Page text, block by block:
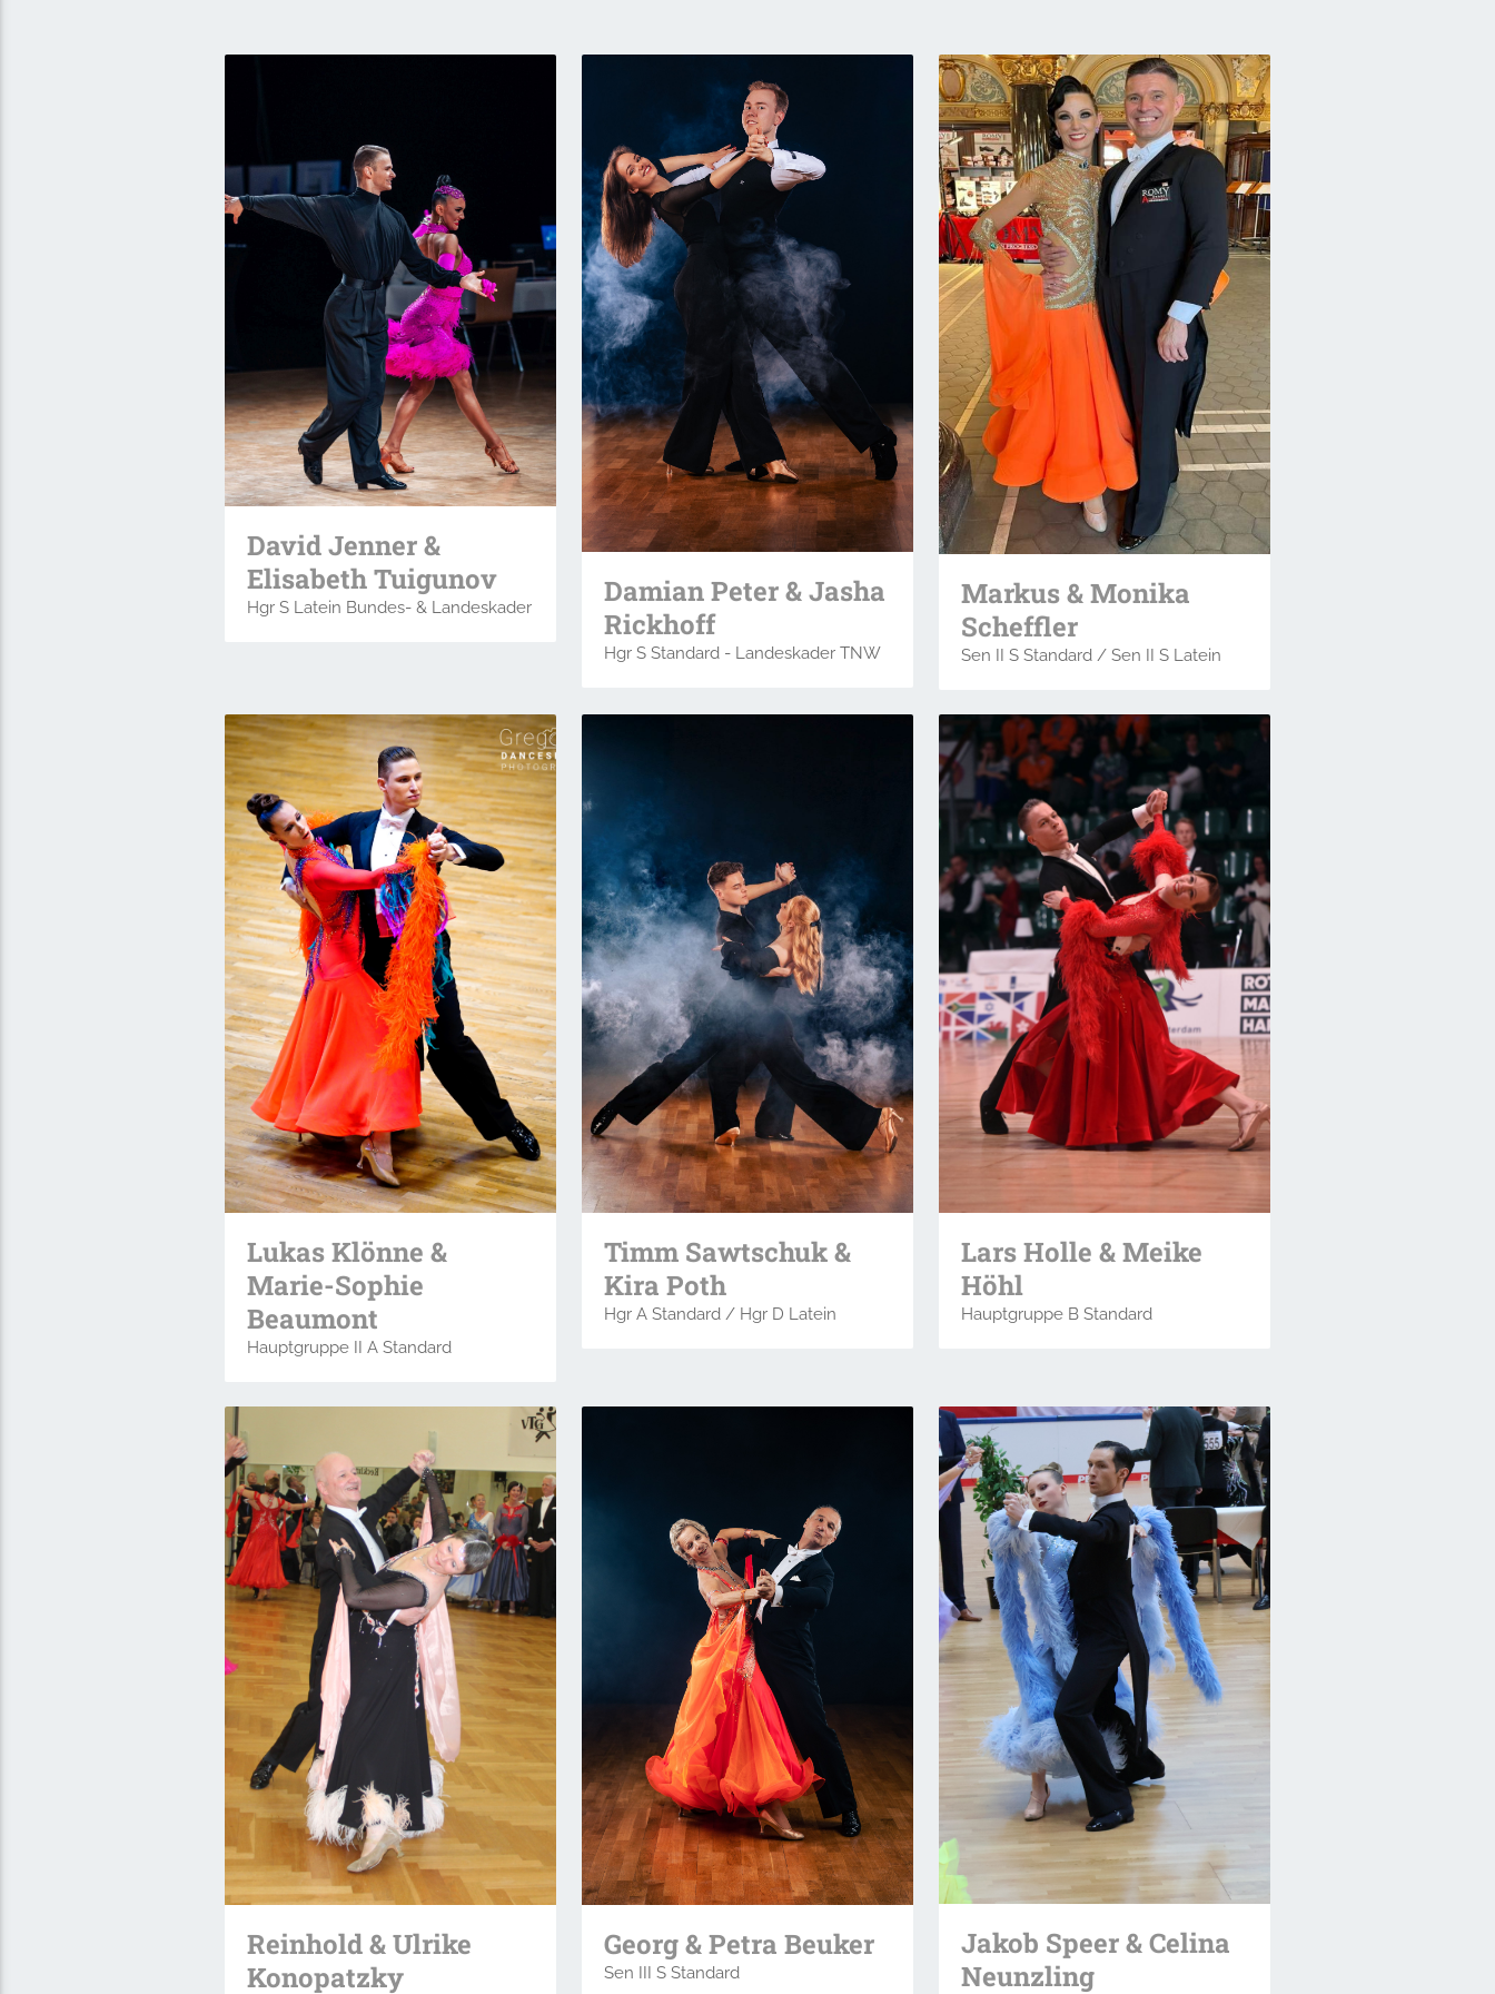
David Jenner &
Elisabeth Tuigunov
Hgr S Latein Bundes- & Landeskader
Damian Peter & Jasha
Rickhoff
Hgr S Standard - Landeskader TNW
Markus & Monika
Scheffler
Sen II S Standard / Sen II S Latein
Lukas Klönne &
Marie-Sophie
Beaumont
Hauptgruppe II A Standard
Timm Sawtschuk &
Kira Poth
Hgr A Standard / Hgr D Latein
Lars Holle & Meike
Höhl
Hauptgruppe B Standard
Reinhold & Ulrike
Konopatzky
Georg & Petra Beuker
Sen III S Standard
Jakob Speer & Celina
Neunzling